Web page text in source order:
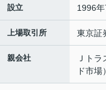
設立 1996
上場取引所 東京証
親会社
Ｊト
ド市場）